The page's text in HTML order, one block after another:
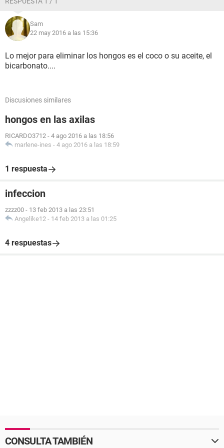
Quiere decir que si no podemos ir al medico hasta en un pAr
de meses no podremos tener relaciones sexuales? Que
podria hacer yo mientras para que estos Hingos se vayan de
mi cuerpo?
Estoy desesperada!!! Muchas gracias!
Sam
22 may 2016 a las 15:36
Lo mejor para eliminar los hongos es el coco o su aceite, el
bicarbonato....
Discusiones similares
hongos en las axilas
RICARDO3712 - 4 ago 2016 a las 18:56
marlene-ines - 4 ago 2016 a las 18:59
1 respuesta
infeccion
zzzz00 - 13 feb 2013 a las 23:51
Angelike12 - 14 feb 2013 a las 01:25
4 respuestas
CONSULTA TAMBIÉN